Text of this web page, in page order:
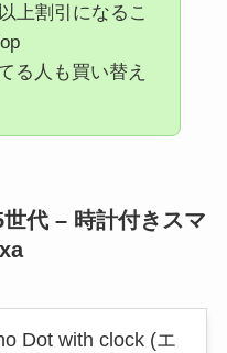
上割引になるこ
る人も買い替え
代 – 時計付きスマ
Dot with clock (エ